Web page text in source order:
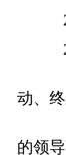
（
动、
（
的领